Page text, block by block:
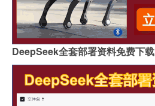
DeepSeek全套部署资料免费下载